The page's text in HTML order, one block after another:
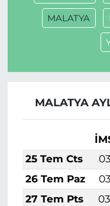
MALATYA
MALATYA
25 Tem Cts
26 Tem Paz
27 Tem Pts